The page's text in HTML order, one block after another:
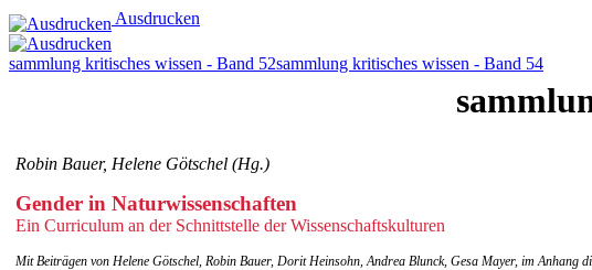
Ausdrucken
sammlung kritisches wissen - Band 52sammlung kritisches wissen - Band 54
Robin Bauer, Helene Götschel (Hg.)
Gender in Naturwissenschaften
Ein Curriculum an der Schnittstelle der Wissenschaftskulturen
Mit Beiträgen von Helene Götschel, Robin Bauer, Dorit Heinsohn, Andrea Blunck, Gesa Mayer, im